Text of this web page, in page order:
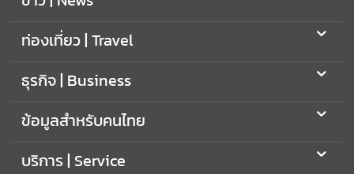
ท่องเที่ยว | Travel
ธุรกิจ | Business
ข้อมูลสำหรับคนไทย
บริการ | Service